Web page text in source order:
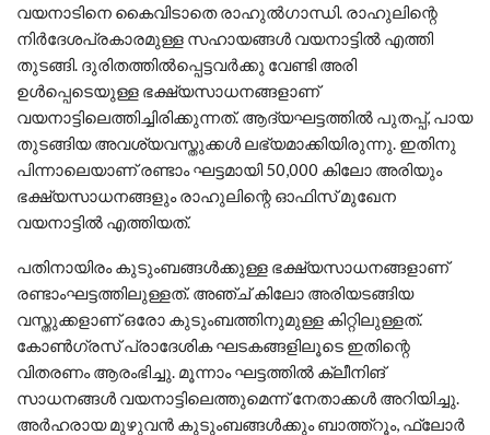
വയനാടിനെ കൈവിടാതെ രാഹുല്‍ഗാന്ധി. രാഹുലിന്റെ
നിര്‍ദേശപ്രകാരമുള്ള സഹായങ്ങള്‍ വയനാട്ടില്‍ എത്തി
തുടങ്ങി. ദുരിതത്തില്‍പ്പെട്ടവര്‍ക്കു വേണ്ടി അരി
ഉള്‍പ്പെടെയുള്ള ഭക്ഷ്യസാധനങ്ങളാണ്
വയനാട്ടിലെത്തിച്ചിരിക്കുന്നത്. ആദ്യഘട്ടത്തില്‍ പുതപ്പ്, പായ
തുടങ്ങിയ അവശ്യവസ്തുക്കള്‍ ലഭ്യമാക്കിയിരുന്നു. ഇതിനു
പിന്നാലെയാണ് രണ്ടാം ഘട്ടമായി 50,000 കിലോ അരിയും
ഭക്ഷ്യസാധനങ്ങളും രാഹുലിന്റെ ഓഫിസ് മുഖേന
വയനാട്ടില്‍ എത്തിയത്.
പതിനായിരം കുടുംബങ്ങള്‍ക്കുള്ള ഭക്ഷ്യസാധനങ്ങളാണ്
രണ്ടാംഘട്ടത്തിലുള്ളത്. അഞ്ച് കിലോ അരിയടങ്ങിയ
വസ്തുക്കളാണ് ഒരോ കുടുംബത്തിനുമുള്ള കിറ്റിലുള്ളത്.
കോണ്‍ഗ്രസ് പ്രാദേശിക ഘടകങ്ങളിലൂടെ ഇതിന്റെ
വിതരണം ആരംഭിച്ചു. മൂന്നാം ഘട്ടത്തില്‍ ക്ലീനിങ്
സാധനങ്ങള്‍ വയനാട്ടിലെത്തുമെന്ന് നേതാക്കള്‍ അറിയിച്ചു.
അര്‍ഹരായ മുഴുവന്‍ കുടുംബങ്ങള്‍ക്കും ബാത്ത്‌റൂം, ഫ്‌ലോര്‍